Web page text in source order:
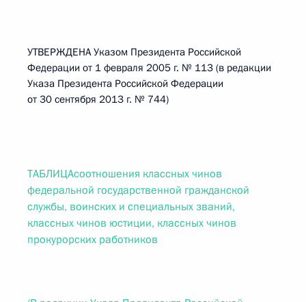
УТВЕРЖДЕНА Указом Президента Российской
Федерации от 1 февраля 2005 г. № 113 (в редакции
Указа Президента Российской Федерации
от 30 сентября 2013 г. № 744)
ТАБЛИЦАсоотношения классных чинов
федеральной государственной гражданской
службы, воинских и специальных званий,
классных чинов юстиции, классных чинов
прокурорских работников